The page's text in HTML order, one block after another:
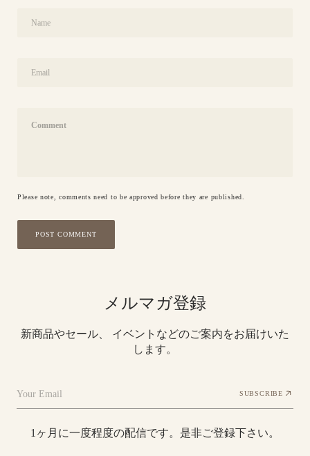
Name
Email
Comment
Please note, comments need to be approved before they are published.
POST COMMENT
メルマガ登録
新商品やセール、 イベントなどのご案内をお届けいた
します。
Your Email SUBSCRIBE
1ヶ月に一度程度の配信です。是非ご登録下さい。